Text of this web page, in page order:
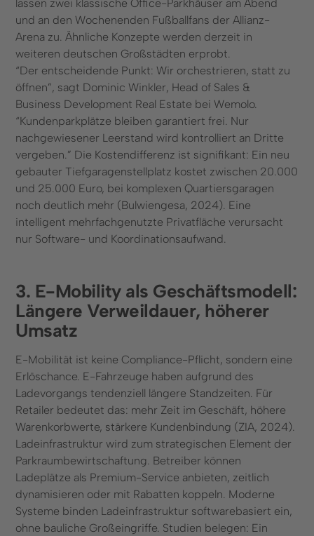
lassen zwei klassische Office-Parkhäuser am Abend
und an den Wochenenden Fußballfans der Allianz-
Arena zu. Ähnliche Konzepte werden derzeit in
weiteren deutschen Großstädten erprobt.
“Der entscheidende Punkt: Wir orchestrieren, statt zu
öffnen”, sagt Dominic Winkler, Head of Sales &
Business Development Real Estate bei Wemolo.
“Kundenparkplätze bleiben garantiert frei. Nur
nachgewiesener Leerstand wird kontrolliert an Dritte
vergeben.” Die Kostendifferenz ist signifikant: Ein neu
gebauter Tiefgaragenstellplatz kostet zwischen 20.000
und 25.000 Euro, bei komplexen Quartiersgaragen
noch deutlich mehr (Bulwiengesa, 2024). Eine
intelligent mehrfachgenutzte Privatfläche verursacht
nur Software- und Koordinationsaufwand.
3. E-Mobility als Geschäftsmodell:
Längere Verweildauer, höherer
Umsatz
E-Mobilität ist keine Compliance-Pflicht, sondern eine
Erlöschance. E-Fahrzeuge haben aufgrund des
Ladevorgangs tendenziell längere Standzeiten. Für
Retailer bedeutet das: mehr Zeit im Geschäft, höhere
Warenkorbwerte, stärkere Kundenbindung (ZIA, 2024).
Ladeinfrastruktur wird zum strategischen Element der
Parkraumbewirtschaftung. Betreiber können
Ladeplätze als Premium-Service anbieten, zeitlich
dynamisieren oder mit Rabatten koppeln. Moderne
Systeme binden Ladeinfrastruktur softwarebasiert ein,
ohne bauliche Großeingriffe. Studien belegen: Ein